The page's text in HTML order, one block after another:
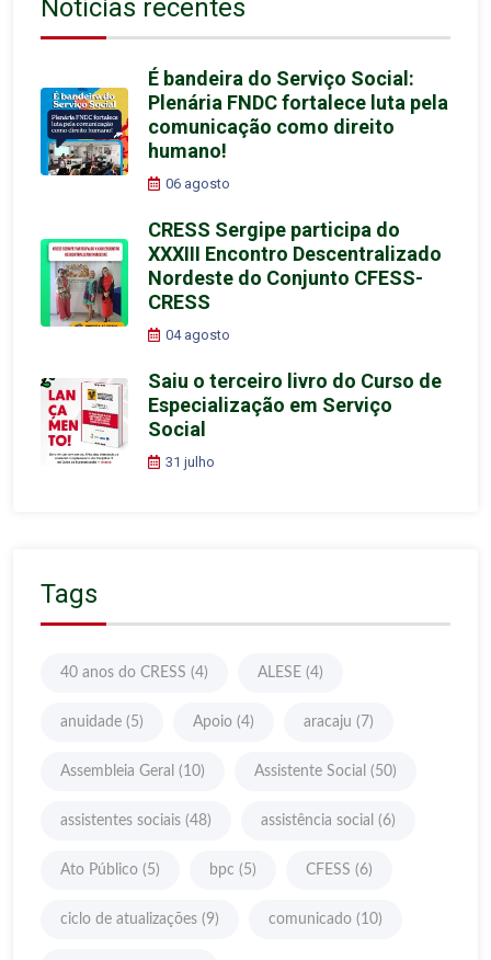
Notícias recentes
É bandeira do Serviço Social:
Plenária FNDC fortalece luta pela
comunicação como direito
humano!
06 agosto
CRESS Sergipe participa do
XXXIII Encontro Descentralizado
Nordeste do Conjunto CFESS-
CRESS
04 agosto
Saiu o terceiro livro do Curso de
Especialização em Serviço
Social
31 julho
Tags
40 anos do CRESS (4) ALESE (4)
anuidade (5) Apoio (4) aracaju (7)
Assembleia Geral (10) Assistente Social (50)
assistentes sociais (48) assistência social (6)
Ato Público (5) bpc (5) CFESS (6)
ciclo de atualizações (9) comunicado (10)